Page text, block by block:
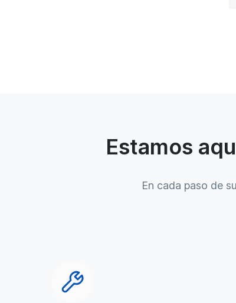
Estamos
En cada paso de